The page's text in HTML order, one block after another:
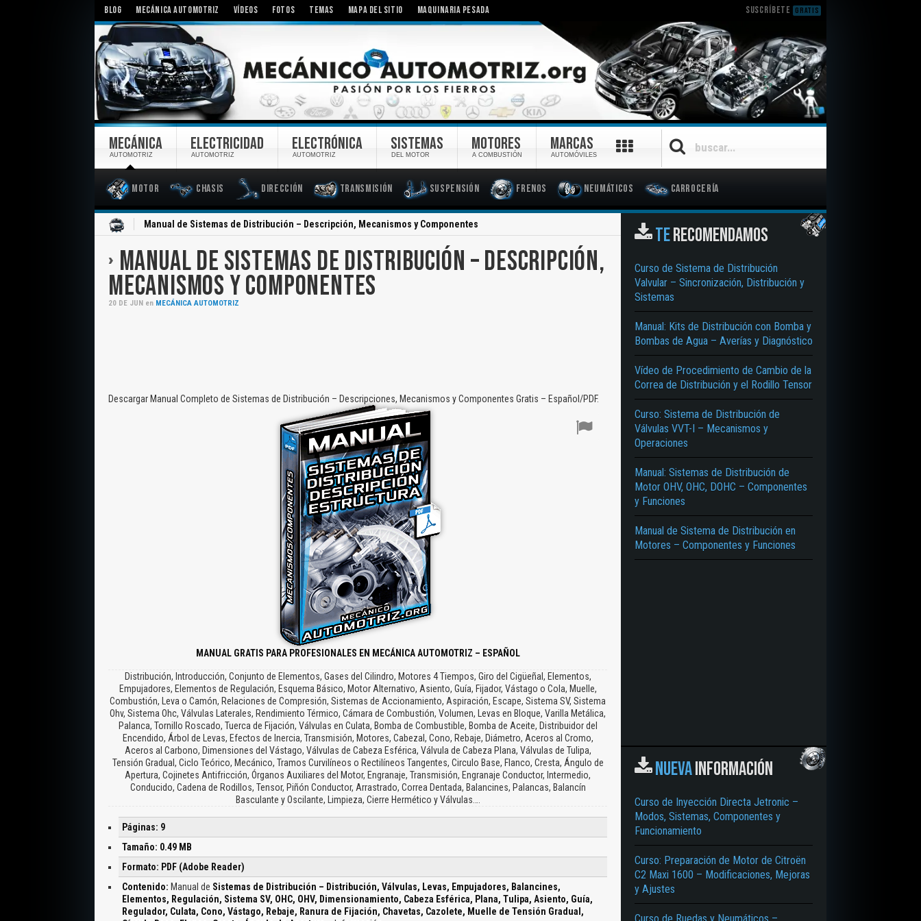
BLOG MECÁNICA AUTOMOTRIZ VÍDEOS FOTOS TEMAS MAPA DEL SITIO MAQUINARIA PESADA SUSCRÍBETE GRATIS
MECÁNICA
AUTOMOTRIZ
Motor Chasis Dirección Transmisión Suspensión Frenos Neumáticos Carrocería
ELECTRICIDAD
AUTOMOTRIZ
ELECTRÓNICA
AUTOMOTRIZ
SISTEMAS
DEL MOTOR
MOTORES
A COMBUSTIÓN
MARCAS
AUTOMÓVILES
Manual de Sistemas de Distribución – Descripción, Mecanismos y Componentes
MANUAL DE SISTEMAS DE DISTRIBUCIÓN – DESCRIPCIÓN,
MECANISMOS Y COMPONENTES
20 DE JUN en MECÁNICA AUTOMOTRIZ
Descargar Manual Completo de Sistemas de Distribución – Descripciones, Mecanismos y Componentes Gratis – Español/PDF.
MANUAL GRATIS PARA PROFESIONALES EN MECÁNICA AUTOMOTRIZ – ESPAÑOL
Distribución, Introducción, Conjunto de Elementos, Gases del Cilindro, Motores 4 Tiempos, Giro del Cigüeñal, Elementos,
Empujadores, Elementos de Regulación, Esquema Básico, Motor Alternativo, Asiento, Guía, Fijador, Vástago o Cola, Muelle,
Combustión, Leva o Camón, Relaciones de Compresión, Sistemas de Accionamiento, Aspiración, Escape, Sistema SV, Sistema
Ohv, Sistema Ohc, Válvulas Laterales, Rendimiento Térmico, Cámara de Combustión, Volumen, Levas en Bloque, Varilla Metálica,
Palanca, Tornillo Roscado, Tuerca de Fijación, Válvulas en Culata, Bomba de Combustible, Bomba de Aceite, Distribuidor del
Encendido, Árbol de Levas, Efectos de Inercia, Transmisión, Motores, Cabezal, Cono, Rebaje, Diámetro, Aceros al Cromo,
Aceros al Carbono, Dimensiones del Vástago, Válvulas de Cabeza Esférica, Válvula de Cabeza Plana, Válvulas de Tulipa,
Tensión Gradual, Ciclo Teórico, Mecánico, Tramos Curvilíneos o Rectilíneos Tangentes, Circulo Base, Flanco, Cresta, Ángulo de
Apertura, Cojinetes Antifricción, Órganos Auxiliares del Motor, Engranaje, Transmisión, Engranaje Conductor, Intermedio,
Conducido, Cadena de Rodillos, Tensor, Piñón Conductor, Arrastrado, Correa Dentada, Balancines, Palancas, Balancín
Basculante y Oscilante, Limpieza, Cierre Hermético y Válvulas….
Páginas: 9
Tamaño: 0.49 MB
Formato: PDF (Adobe Reader)
Contenido: Manual de Sistemas de Distribución – Distribución, Válvulas, Levas, Empujadores, Balancines,
Elementos, Regulación, Sistema SV, OHC, OHV, Dimensionamiento, Cabeza Esférica, Plana, Tulipa, Asiento, Guía,
Regulador, Culata, Cono, Vástago, Rebaje, Ranura de Fijación, Chavetas, Cazolete, Muelle de Tensión Gradual,
TERECOMENDAMOS
Curso de Sistema de Distribución
Valvular – Sincronización, Distribución y
Sistemas
Manual: Kits de Distribución con Bomba y
Bombas de Agua – Averías y Diagnóstico
Vídeo de Procedimiento de Cambio de la
Correa de Distribución y el Rodillo Tensor
Curso: Sistema de Distribución de
Válvulas VVT-I – Mecanismos y
Operaciones
Manual: Sistemas de Distribución de
Motor OHV, OHC, DOHC – Componentes
y Funciones
Manual de Sistema de Distribución en
Motores – Componentes y Funciones
NUEVAINFORMACIÓN
Curso de Inyección Directa Jetronic –
Modos, Sistemas, Componentes y
Funcionamiento
Curso: Preparación de Motor de Citroën
C2 Maxi 1600 – Modificaciones, Mejoras
y Ajustes